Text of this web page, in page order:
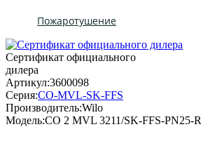
Пожаротушение
Сертификат официального
дилера
Артикул:3600098
Серия:CO-MVL-SK-FFS
Производитель:Wilo
Модель:CO 2 MVL 3211/SK-FFS-PN25-R